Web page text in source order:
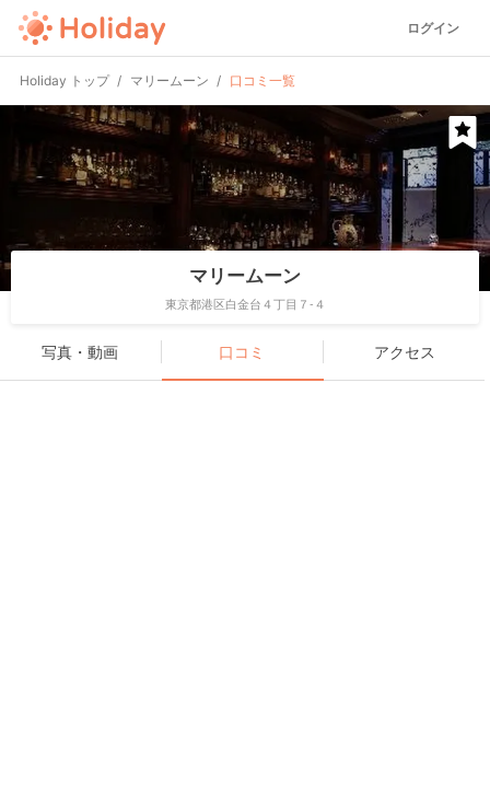
ログイン
Holiday トップ マリームーン 口コミ一覧
マリームーン
東京都港区白金台４丁目７-４
写真・動画 口コミ アクセス